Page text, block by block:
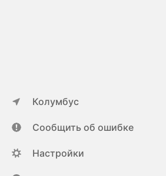
Колумбус
Сообщить об ошибке
Настройки